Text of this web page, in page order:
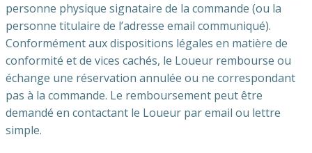
personne physique signataire de la commande (ou la
personne titulaire de l’adresse email communiqué).
Conformément aux dispositions légales en matière de
conformité et de vices cachés, le Loueur rembourse ou
échange une réservation annulée ou ne correspondant
pas à la commande. Le remboursement peut être
demandé en contactant le Loueur par email ou lettre
simple.